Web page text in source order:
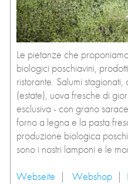
Le pietanze che
biologici poschiavini,
ristorante. Salumi
(estate), uova fresche di
esclusiva - con grano
forno a legna e la pasta
produzione biologica
sono i nostri lamponi e le
Webseite | Webshop|